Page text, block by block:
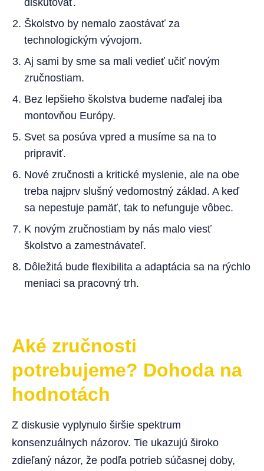
Školstvo by nemalo zaostávať za
technologickým vývojom.
Aj sami by sme sa mali vedieť učiť novým
zručnostiam.
Bez lepšieho školstva budeme naďalej iba
montovňou Európy.
Svet sa posúva vpred a musíme sa na to
pripraviť.
Nové zručnosti a kritické myslenie, ale na obe
treba najprv slušný vedomostný základ. A keď
sa nepestuje pamäť, tak to nefunguje vôbec.
K novým zručnostiam by nás malo viesť
školstvo a zamestnávateľ.
Dôležitá bude flexibilita a adaptácia sa na rýchlo
meniaci sa pracovný trh.
Aké zručnosti
potrebujeme? Dohoda na
hodnotách
Z diskusie vyplynulo širšie spektrum
konsenzuálnych názorov. Tie ukazujú široko
zdieľaný názor, že podľa potrieb súčasnej doby,